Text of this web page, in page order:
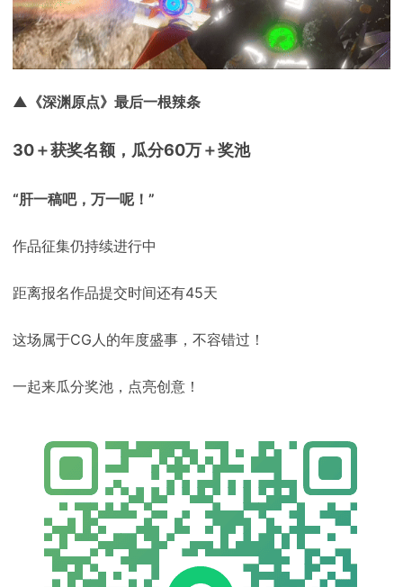
▲《深渊原点》最后一根辣条
30＋获奖名额，瓜分60万＋奖池
“肝一稿吧，万一呢！”
作品征集仍持续进行中
距离报名作品提交时间还有45天
这场属于CG人的年度盛事，不容错过！
一起来瓜分奖池，点亮创意！